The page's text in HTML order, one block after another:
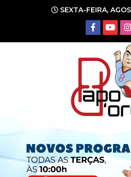
conteúdo
SEXTA-FEIRA,